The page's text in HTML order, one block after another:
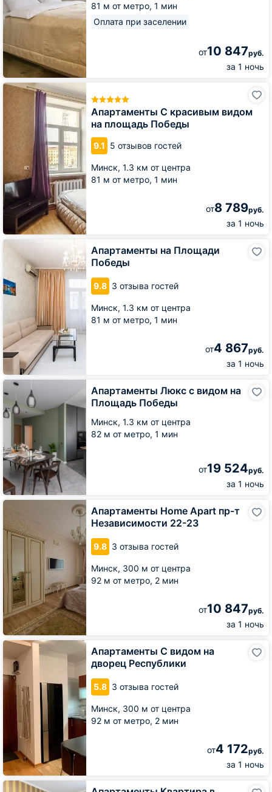
81 м от метро, 1 мин
Оплата при заселении
от10 847руб.
за 1 ночь
Апартаменты С красивым видом
на площадь Победы
9.1 5 отзывов гостей
Минск, 1.3 км от центра
81 м от метро, 1 мин
от8 789руб.
за 1 ночь
Апартаменты
С
красивым
видом
на
площадь
Победы
Апартаменты на Площади
Победы
9.8 3 отзыва гостей
Минск, 1.3 км от центра
81 м от метро, 1 мин
от4 867руб.
за 1 ночь
Апартаменты
Площади
Победы
Апартаменты Люкс с видом на
Площадь Победы
Минск, 1.3 км от центра
82 м от метро, 1 мин
от19 524руб.
за 1 ночь
Апартаменты
Люкс
с
видом
Площадь
Победы
Апартаменты Home Apart пр-т
Независимости 22-23
9.8 3 отзыва гостей
Минск, 300 м от центра
92 м от метро, 2 мин
от10 847руб.
за 1 ночь
Апартаменты
Apart
пр-
Независимости
Апартаменты С видом на
дворец Республики
5.8 3 отзыва гостей
Минск, 300 м от центра
92 м от метро, 2 мин
от4 172руб.
за 1 ночь
Апартаменты
видом
на
дворец
Республики
Апартаменты